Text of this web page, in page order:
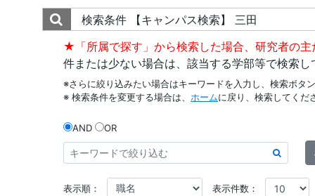
検索条件
【キャンパス検索】 三田
★「所属で探す」から検索した場合、研究者の
件または少ない場合は、該当する学部等で検索し
※さらに絞り込みたい場合はキーワードを入力し、検索ボタ
※ 検索条件を変更する場合は、 ホームに戻り、検索してくだ
AND OR
表示順： 表示件数：